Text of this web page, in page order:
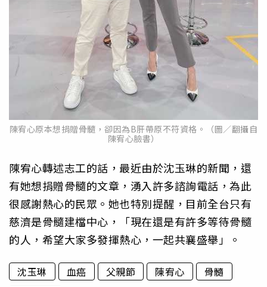
陳宥心原本想捐贈骨髓，卻因為B肝帶原不符資格。（圖／翻攝自
陳宥心臉書）
陳宥心轉述志工的話，最近由於沈玉琳的新聞，還
有她想捐贈骨髓的文章，湧入許多諮詢電話，為此
很感謝熱心的民眾。她也特別提醒，目前全台只有
慈濟是骨髓建檔中心，「現在還是有許多等待骨髓
的人，希望大家多發揮熱心，一起共襄盛舉」。
沈玉琳 血癌 父親節 陳宥心
骨髓